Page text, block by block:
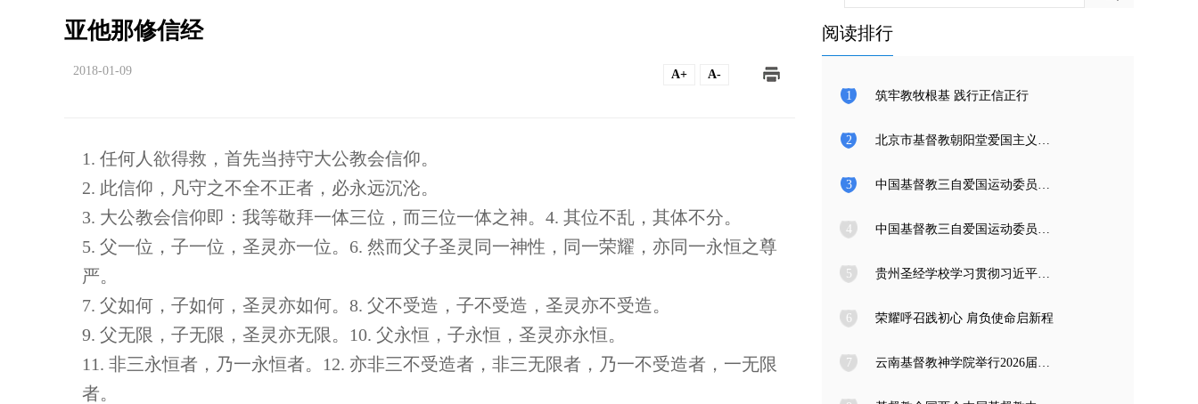
亚他那修信经
2018-01-09 A+ A-
1. 任何人欲得救，首先当持守大公教会信仰。
2. 此信仰，凡守之不全不正者，必永远沉沦。
3. 大公教会信仰即：我等敬拜一体三位，而三位一体之神。4. 其位不乱，其体不分。
5. 父一位，子一位，圣灵亦一位。6. 然而父子圣灵同一神性，同一荣耀，亦同一永恒之尊
严。
7. 父如何，子如何，圣灵亦如何。8. 父不受造，子不受造，圣灵亦不受造。
9. 父无限，子无限，圣灵亦无限。10. 父永恒，子永恒，圣灵亦永恒。
11. 非三永恒者，乃一永恒者。12. 亦非三不受造者，非三无限者，乃一不受造者，一无限
者。
阅读排行
1 筑牢教牧根基 践行正信正行
2 北京市基督教朝阳堂爱国主义教育学习访问团一行来访
3 中国基督教三自爱国运动委员会2026年度公开招聘工作人员面试公告
4 中国基督教三自爱国运动委员会2026年度公开招聘应届高校毕业生面试公告
5 贵州圣经学校学习贯彻习近平总书记在庆祝中国共产党成立105周年大会上的重要讲话精神
6 荣耀呼召践初心 肩负使命启新程
7 云南基督教神学院举行2026届毕业典礼